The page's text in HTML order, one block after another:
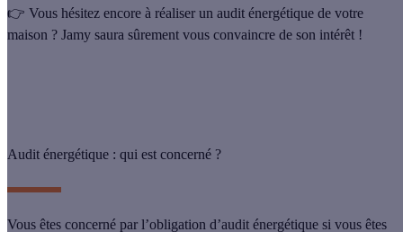
👉 Vous hésitez encore à réaliser un audit énergétique de votre
maison ? Jamy saura sûrement vous convaincre de son intérêt !
Audit énergétique : qui est concerné ?
Vous êtes concerné par l’obligation d’audit énergétique si vous êtes